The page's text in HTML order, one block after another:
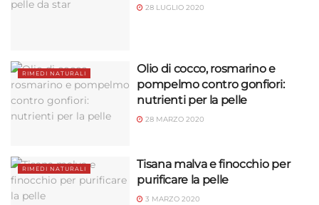
28 LUGLIO 2020
RIMEDI NATURALI
Olio di cocco, rosmarino e
pompelmo contro gonfiori:
nutrienti per la pelle
28 MARZO 2020
RIMEDI NATURALI
Tisana malva e finocchio per
purificare la pelle
3 MARZO 2020